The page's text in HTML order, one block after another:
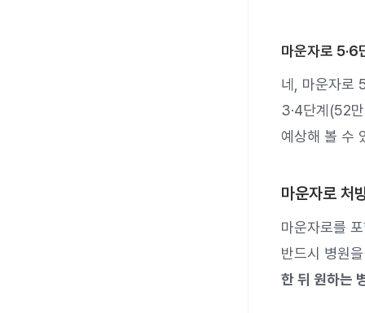
마운자로 5·6
네, 마운자로
3·4단계(52
예상해 볼 수
마운자로 처
마운자로를
반드시 병원
한 뒤 원하는